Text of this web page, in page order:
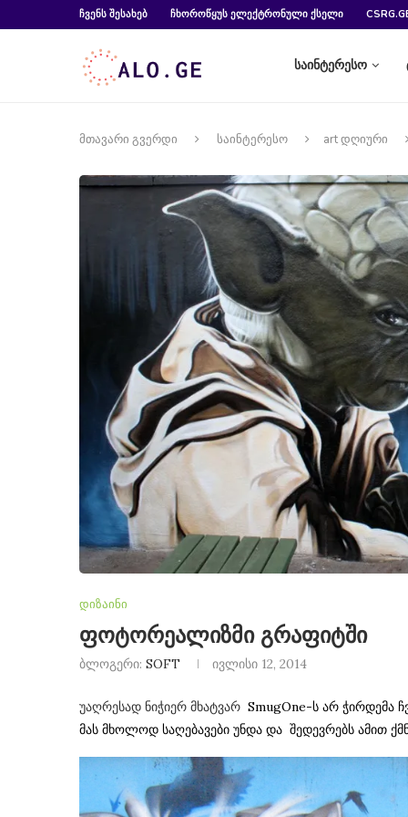
ᲩᲕᲔᲜᲡ ᲨᲔᲡᲐᲮᲔᲑ ᲩᲮᲝᲠᲝᲬᲧᲣᲡ ᲔᲚᲔᲥᲢᲠᲝᲜᲣᲚᲘ ᲥᲡᲔᲚᲘ
საინტერესო
მთავარი გვერდი საინტერესო art დღიური
დიზაინი
ფოტორეალიზმი გრაფიტში
ბლოგერი: SOFT ივლისი 12, 2014
უაღრესად ნიჭიერ მხატვარ SmugOne-ს არ ჭირდემა
მას მხოლოდ საღებავები უნდა და შედევრებს ამით